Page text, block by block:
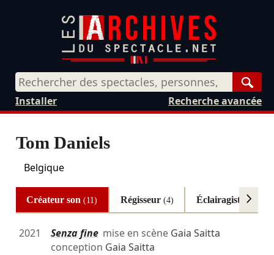
Recherche avancée
Installer
Tom Daniels
Belgique
Créateur son(11) Régisseur (4) Éclairagiste(3)
2021 Senza finemise en scène Gaia Saitta
conception Gaia Saitta